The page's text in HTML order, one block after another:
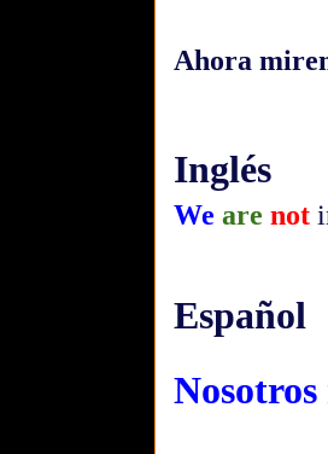
Ahora
Inglés
We are not
Español
Nosotros